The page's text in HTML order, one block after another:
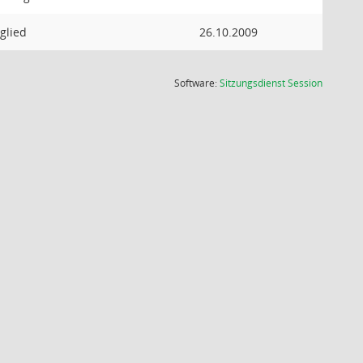
26.10.2009
Software:SitzungsdienstSession(Wird in